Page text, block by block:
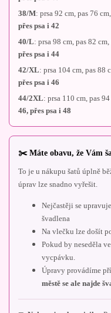
38/M: prsa 92 cm, pas 76
přes psa i 42
40/L: prsa 98 cm, pas 82
přes psa i 44
42/XL: prsa 104 cm, pas 88
přes psa i 46
44/2XL: prsa 110 cm, pas
46, přes psa i 48
✂️ Máte obavu, že Vám
To je u nákupu šatů úplně
úprav lze snadno vyřešit.
Nejčastěji se
švadlena
Na vlečku lze došít
Pokud by neseděla
vycpávku.
Úpravy provádíme
městě se ale najde